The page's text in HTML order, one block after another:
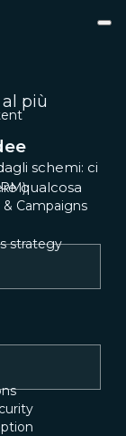
Campaigns
strategy
più
schemi: ci
qualcosa